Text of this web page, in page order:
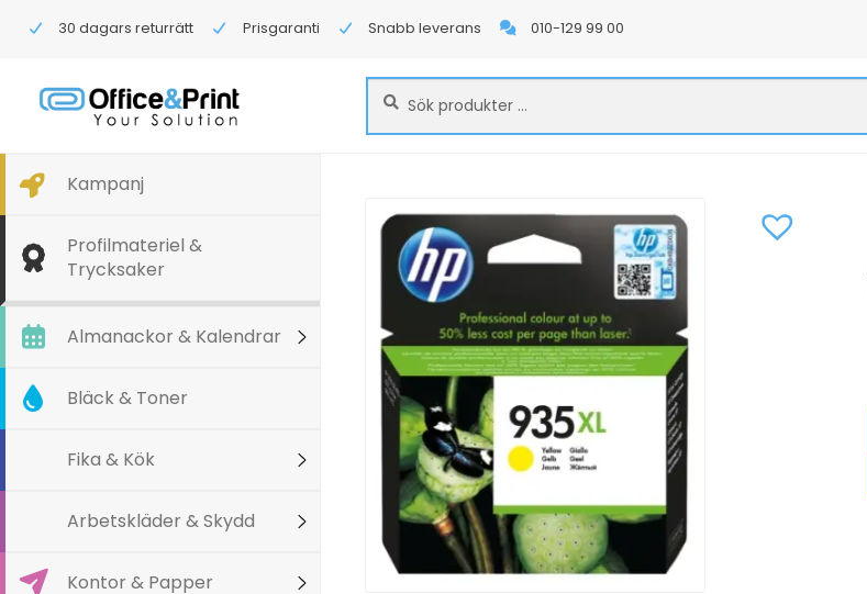
30 dagars returrätt Prisgaranti Snabb leverans 010-129 99 00
Sök
efter:
Sök
Kampanj
Profilmateriel &
Trycksaker
Almanackor & Kalendrar
Bläck & Toner
Fika & Kök
Arbetskläder & Skydd
Kontor & Papper